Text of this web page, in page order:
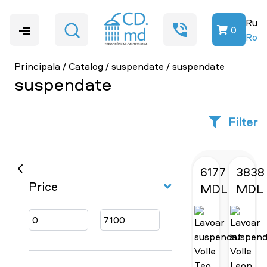
0
Ru
Ro
Principala/Catalog/suspendate /suspendate
suspendate
Filter
Price
6177
MDL
3838
MDL